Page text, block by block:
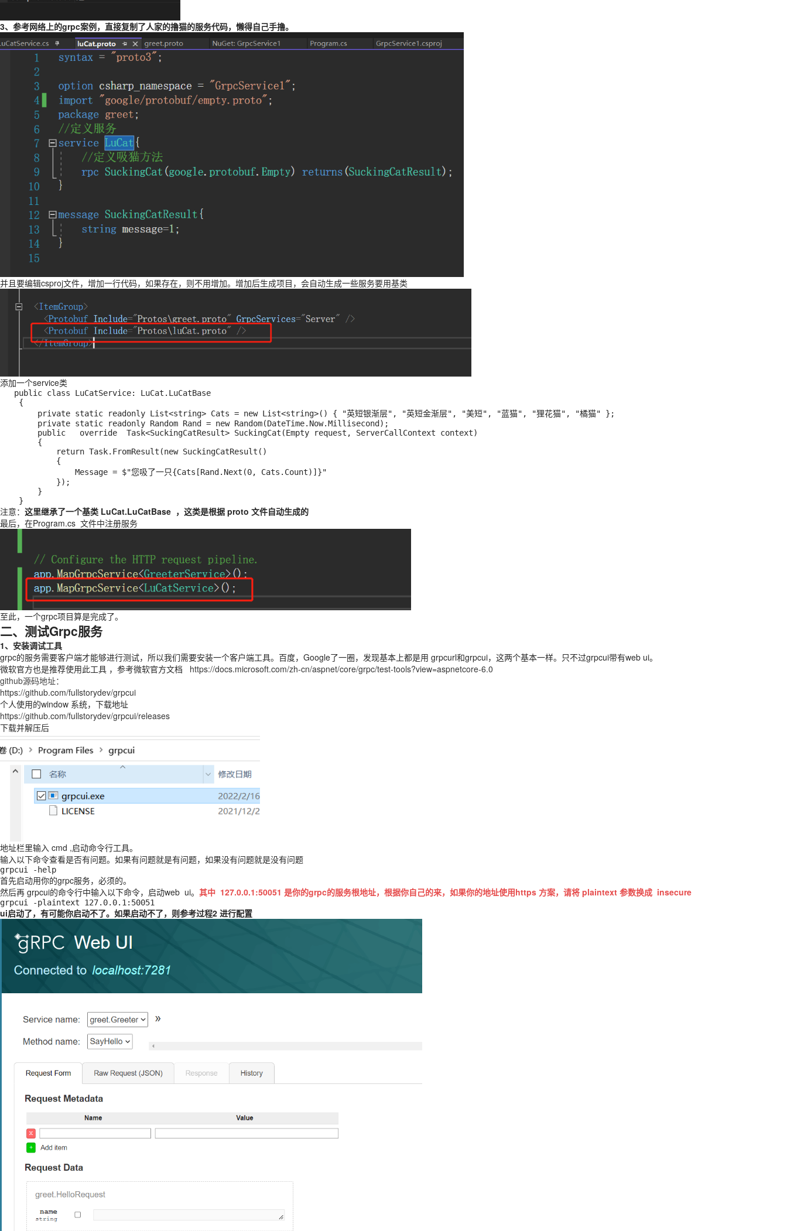
3、参考网络上的grpc案例，直接复制了人家的撸猫的服务代码，懒得自己手撸。
并且要编辑csproj文件，增加一行代码，如果存在，则不用增加。增加后生成项目，会自动生成一些服务要用基类
添加一个service类
    }
注意： 这里继承了一个基类 LuCat.LuCatBase ，这类是根据 proto 文件自动生成的
最后，在Program.cs 文件中注册服务
至此，一个grpc项目算是完成了。
二、测试Grpc服务
1、安装调试工具
grpc的服务需要客户端才能够进行测试，所以我们需要安装一个客户端工具。百度，Google了一圈，发现基本上都是用 grpcurl和grpcui，这两个基本一样。只不过grpcui带有web ui。
微软官方也是推荐使用此工具 ，参考微软官方文档 https://docs.microsoft.com/zh-cn/aspnet/core/grpc/test-tools?view=aspnetcore-6.0
github源码地址：
https://github.com/fullstorydev/grpcui
个人使用的window 系统，下载地址
https://github.com/fullstorydev/grpcui/releases
下载并解压后
地址栏里输入 cmd ,启动命令行工具。
输入以下命令查看是否有问题。如果有问题就是有问题，如果没有问题就是没有问题
grpcui -help
首先启动用你的grpc服务，必须的。
然后再 grpcui的命令行中输入以下命令，启动web ui。 其中 127.0.0.1:50051 是你的grpc的服务根地址，根据你自己的来，如果你的地址使用https 方案，请将 plaintext 参数换成 insecure
grpcui -plaintext 127.0.0.1:50051
ui启动了，有可能你启动不了。如果启动不了，则参考过程2 进行配置